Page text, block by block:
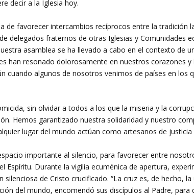
decir a la Iglesia hoy.
de favorecer intercambios recíprocos entre la tradición
delegados fraternos de otras Iglesias y Comunidades
asamblea se ha llevado a cabo en el contexto de
han resonado dolorosamente en nuestros corazones y
cuando algunos de nosotros venimos de países en los
sin olvidar a todos a los que la miseria y la
Hemos garantizado nuestra solidaridad y nuestro
lugar del mundo actúan como artesanos de justicia
importante al silencio, para favorecer entre
Espíritu. Durante la vigilia ecuménica de apertura,
de Cristo crucificado. “La cruz es, de hecho, la
del mundo, encomendó sus discípulos al Padre, para